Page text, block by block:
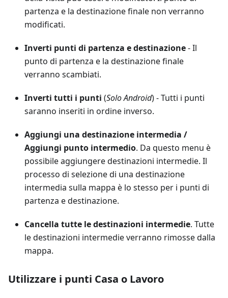
partenza e la destinazione finale non verranno
modificati.
Inverti punti di partenza e destinazione- Il
punto di partenza e la destinazione finale
verranno scambiati.
Inverti tutti i punti (Solo Android) - Tutti i punti
saranno inseriti in ordine inverso.
Aggiungi una destinazione intermedia /
Aggiungi punto intermedio. Da questo menu è
possibile aggiungere destinazioni intermedie. Il
processo di selezione di una destinazione
intermedia sulla mappa è lo stesso per i punti di
partenza e destinazione.
Cancella tutte le destinazioni intermedie. Tutte
le destinazioni intermedie verranno rimosse dalla
mappa.
Utilizzare i punti Casa o Lavoro